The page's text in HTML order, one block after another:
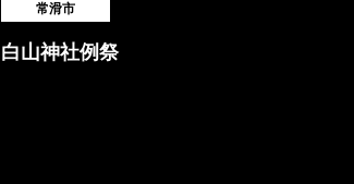
常滑市
白山神社例祭